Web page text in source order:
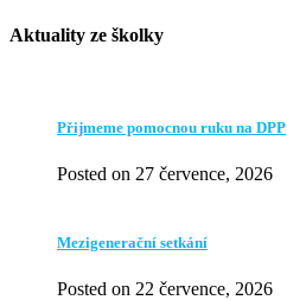
Aktuality ze školky
Přijmeme pomocnou ruku na DPP
Posted on 27 července, 2026
Mezigenerační setkání
Posted on 22 července, 2026